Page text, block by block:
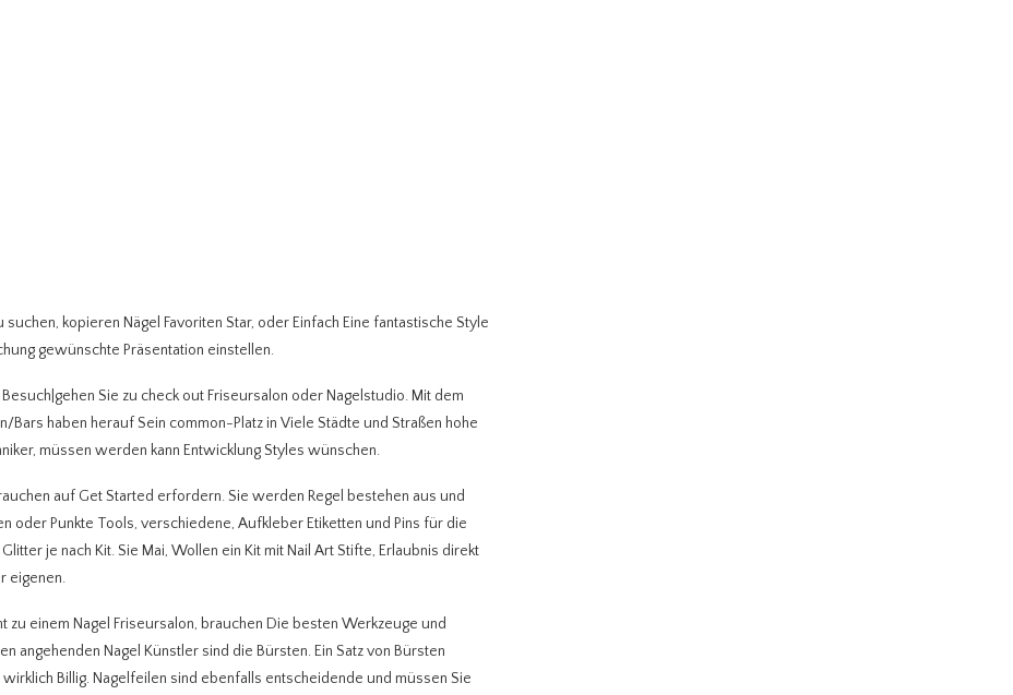
kopieren Nägel Favoriten Star, oder Einfach Eine fantastische Style
gewünschte Präsentation einstellen.
Sie zu check out Friseursalon oder Nagelstudio. Mit dem
Bars haben herauf Sein common-Platz in Viele Städte und Straßen hohe
müssen werden kann Entwicklung Styles wünschen.
auf Get Started erfordern. Sie werden Regel bestehen aus und
oder Punkte Tools, verschiedene, Aufkleber Etiketten und Pins für die
je nach Kit. Sie Mai, Wollen ein Kit mit Nail Art Stifte, Erlaubnis direkt
eigenen.
einem Nagel Friseursalon, brauchen Die besten Werkzeuge und
angehenden Nagel Künstler sind die Bürsten. Ein Satz von Bürsten
Billig. Nagelfeilen sind ebenfalls entscheidende und müssen Sie